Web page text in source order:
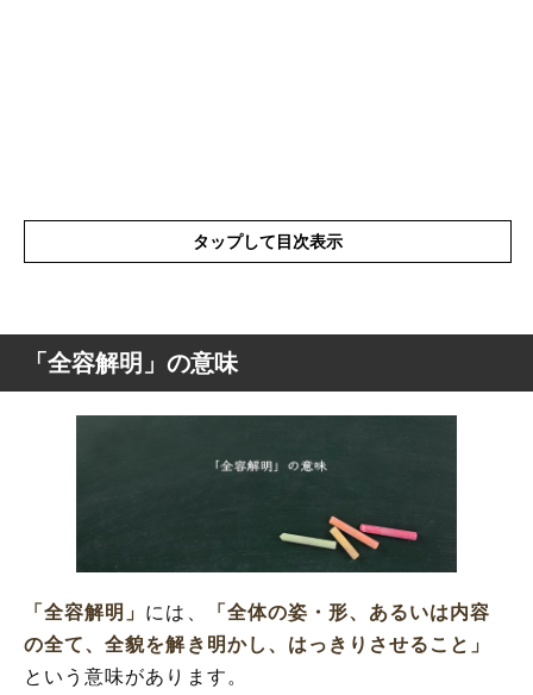
タップして目次表示
「全容解明」の意味
「全容解明」の類語や類義語
「全容解明」の意味
「全容解明」 には、
「全体の姿・形、あるいは内容
の全て、全貌を解き明かし、はっきりさせること」
という意味があります。